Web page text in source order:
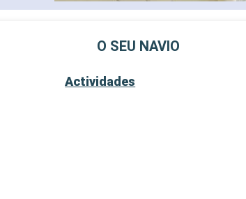
O SEU NAVIO
Actividades